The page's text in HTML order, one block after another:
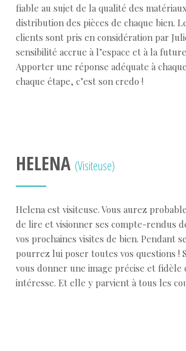
fiable au sujet de la qualité des
distribution des pièces de chaque bien.
clients sont pris en considération par
sensibilité accrue à l’espace et à la
Apporter une réponse adéquate à
chaque étape, c’est son credo !
HELENA (Visiteuse)
Helena est visiteuse. Vous aurez
de lire et visionner ses compte-rendus
vos prochaines visites de bien. Pendant
pourrez lui poser toutes vos questions !
vous donner une image précise et fidèle
intéresse. Et elle y parvient à tous les